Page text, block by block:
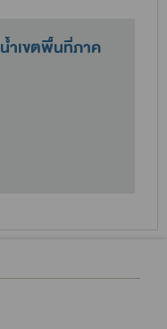
าพน้ำเขตพื้นที่ภาค